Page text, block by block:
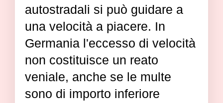
autostradali si può guidare a
una velocità a piacere. In
Germania l'eccesso di velocità
non costituisce un reato
veniale, anche se le multe
sono di importo inferiore